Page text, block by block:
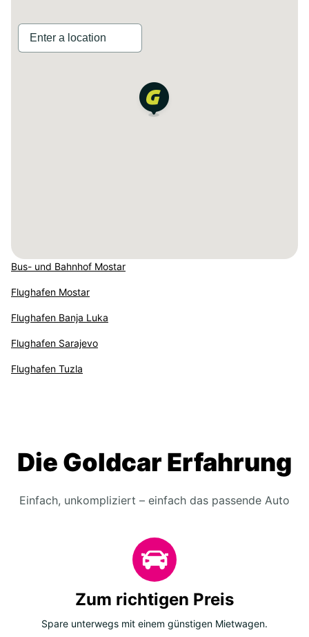
Bus- und Bahnhof Mostar
Flughafen Mostar
Flughafen Banja Luka
Flughafen Sarajevo
Flughafen Tuzla
Die Goldcar Erfahrung
Einfach, unkompliziert – einfach das passende Auto
Zum richtigen Preis
Spare unterwegs mit einem günstigen Mietwagen.